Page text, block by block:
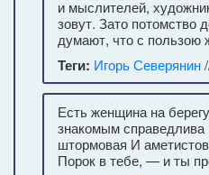
и мыслителей,
зовут. Зато потомство
думают, что с пользою
Теги: Игорь Северянин
Есть женщина на
знакомым справедлива
штормовая И
Порок в тебе, — и ты